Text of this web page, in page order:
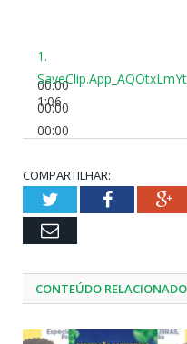
00:00
00:00
00:00
1.
1:06
COMPARTILHAR:
TwitterFacebook
Email
CONTEÚDO RELACIONADO